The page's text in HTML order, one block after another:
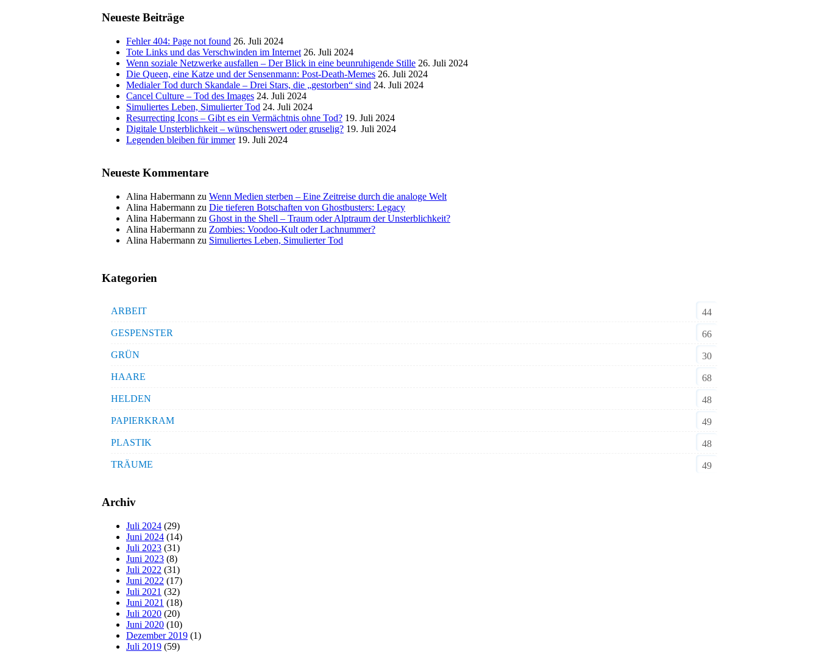
Neueste Beiträge
Fehler 404: Page not found 26. Juli 2024
Tote Links und das Verschwinden im Internet 26. Juli 2024
Wenn soziale Netzwerke ausfallen – Der Blick in eine beunruhigende Stille 26. Juli 2024
Die Queen, eine Katze und der Sensenmann: Post-Death-Memes 26. Juli 2024
Medialer Tod durch Skandale – Drei Stars, die „gestorben“ sind 24. Juli 2024
Cancel Culture – Tod des Images 24. Juli 2024
Simuliertes Leben, Simulierter Tod 24. Juli 2024
Resurrecting Icons – Gibt es ein Vermächtnis ohne Tod? 19. Juli 2024
Digitale Unsterblichkeit – wünschenswert oder gruselig? 19. Juli 2024
Legenden bleiben für immer 19. Juli 2024
Neueste Kommentare
Alina Habermann zu Wenn Medien sterben – Eine Zeitreise durch die analoge Welt
Alina Habermann zu Die tieferen Botschaften von Ghostbusters: Legacy
Alina Habermann zu Ghost in the Shell – Traum oder Alptraum der Unsterblichkeit?
Alina Habermann zu Zombies: Voodoo-Kult oder Lachnummer?
Alina Habermann zu Simuliertes Leben, Simulierter Tod
Kategorien
ARBEIT
44
GESPENSTER
66
GRÜN
30
HAARE
68
HELDEN
48
PAPIERKRAM
49
PLASTIK
48
TRÄUME
49
Archiv
Juli 2024 (29)
Juni 2024 (14)
Juli 2023 (31)
Juni 2023 (8)
Juli 2022 (31)
Juni 2022 (17)
Juli 2021 (32)
Juni 2021 (18)
Juli 2020 (20)
Juni 2020 (10)
Dezember 2019 (1)
Juli 2019 (59)